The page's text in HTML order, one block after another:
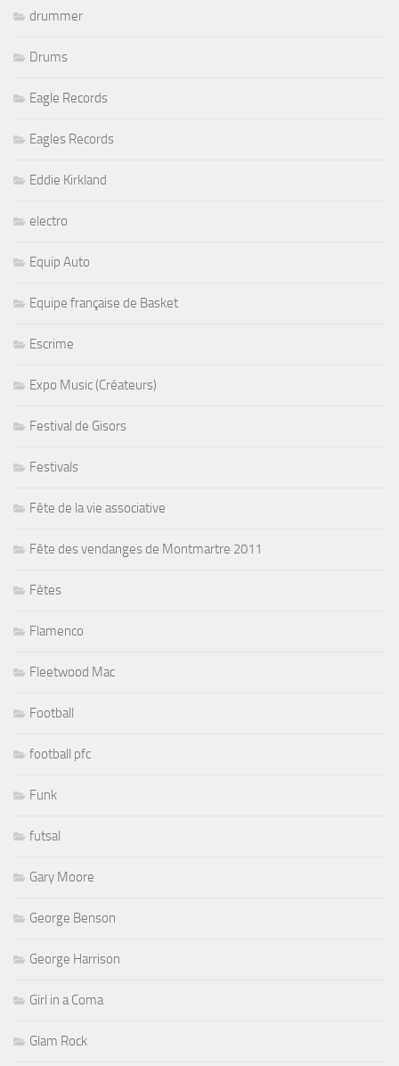
drummer
Drums
Eagle Records
Eagles Records
Eddie Kirkland
electro
Equip Auto
Equipe française de Basket
Escrime
Expo Music (Créateurs)
Festival de Gisors
Festivals
Fête de la vie associative
Fête des vendanges de Montmartre 2011
Fêtes
Flamenco
Fleetwood Mac
Football
football pfc
Funk
futsal
Gary Moore
George Benson
George Harrison
Girl in a Coma
Glam Rock